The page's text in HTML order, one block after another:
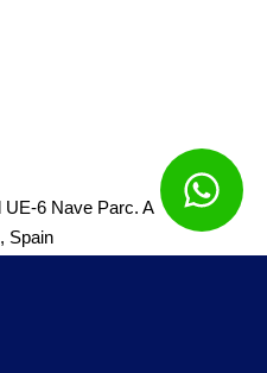
UE-6 Nave Parc. A
Spain